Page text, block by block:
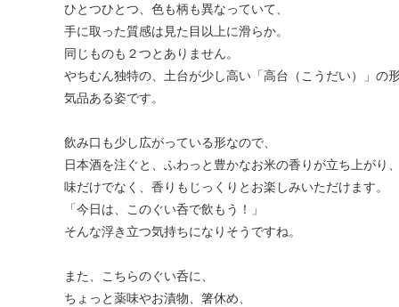
ひとつひとつ、色も柄も異なっていて、
手に取った質感は見た目以上に滑らか。
同じものも２つとありません。
やちむん独特の、土台が少し高い「高台（こうだい）」の
気品ある姿です。
飲み口も少し広がっている形なので、
日本酒を注ぐと、ふわっと豊かなお米の香りが立ち上がり
味だけでなく、香りもじっくりとお楽しみいただけます。
「今日は、このぐい呑で飲もう！」
そんな浮き立つ気持ちになりそうですね。
また、こちらのぐい呑に、
ちょっと薬味やお漬物、箸休め、